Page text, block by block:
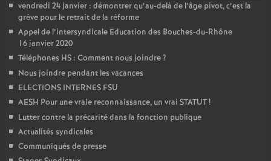
vendredi 24 janvier : démontrer qu’au-delà de l’âge pivot, c’est la
grève pour le retrait de la réforme
Appel de l’intersyndicale Education des Bouches-du-Rhône
16 janvier 2020
Téléphones HS : Comment nous joindre?
Nous joindre pendant les vacances
ELECTIONS INTERNES FSU
AESH Pour une vraie reconnaissance, un vrai STATUT!
Lutter contre la précarité dans la fonction publique
Actualités syndicales
Communiqués de presse